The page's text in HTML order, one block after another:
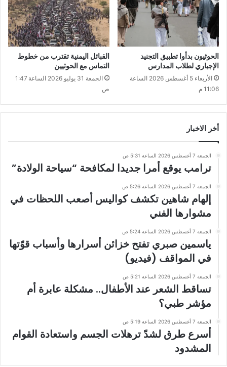
الحوثيون بدأوا تطبيق التجنيد
الإجباري لطلاب المدارس
الأربعاء 5 أغسطس 2026 الساعة
11:06 م
القبائل اليمنية تقترب من خطوط
التماس مع الحوثيين
الجمعة 31 يوليو 2026 الساعة 1:47
ص
أخر الاخبار
الجمعة 7 أغسطس 2026 الساعة 5:31 ص
ترامب يوقع أمرا جديدا لمكافحة “سياحة الولادة”
الجمعة 7 أغسطس 2026 الساعة 5:26 ص
إلهام شاهين تكشف كواليس أصعب اللحظات في
مشوارها الفني
الجمعة 7 أغسطس 2026 الساعة 5:24 ص
ياسمين صبري تفتح خزائن أسرارها وأسباب قوّتها
في المواقف (فيديو)
الجمعة 7 أغسطس 2026 الساعة 5:21 ص
تساقط الشعر عند الأطفال.. مشكلة عابرة أم
مؤشر طبي؟
الجمعة 7 أغسطس 2026 الساعة 5:19 ص
أسرع طرق لشدّ ترهلات الجسم واستعادة القوام
المشدود